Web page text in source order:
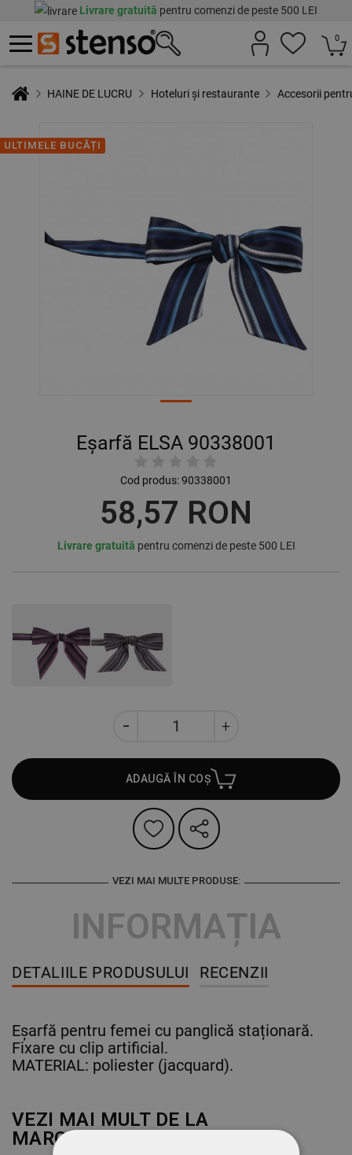
Livrare gratuită pentru comenzi de peste 500 LEI
0
HAINE DE LUCRU Hoteluri și restaurante Accesorii
ULTIMELE BUCĂȚI
Eșarfă ELSA 90338001
Cod produs:90338001
58,57 RON
Livrare gratuită pentru comenzi de peste 500 LEI
ADAUGĂ ÎN COȘ
VEZI MAI MULTE PRODUSE:
INFORMAȚIA
DETALIILE PRODUSULUI RECENZII
Eșarfă pentru femei cu panglică staționară.
Fixare cu clip artificial.
MATERIAL: poliester (jacquard).
VEZI MAI MULT DE LA
MARCA